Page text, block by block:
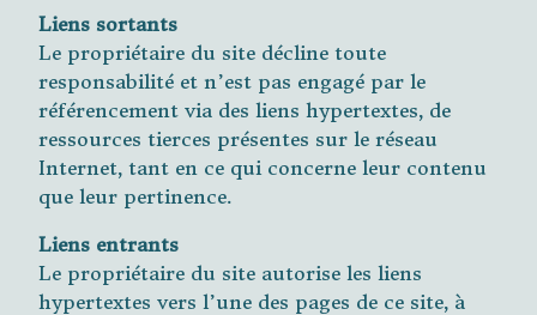
Liens sortants
Le propriétaire du site décline toute
responsabilité et n’est pas engagé par le
référencement via des liens hypertextes, de
ressources tierces présentes sur le réseau
Internet, tant en ce qui concerne leur contenu
que leur pertinence.
Liens entrants
Le propriétaire du site autorise les liens
hypertextes vers l’une des pages de ce site, à